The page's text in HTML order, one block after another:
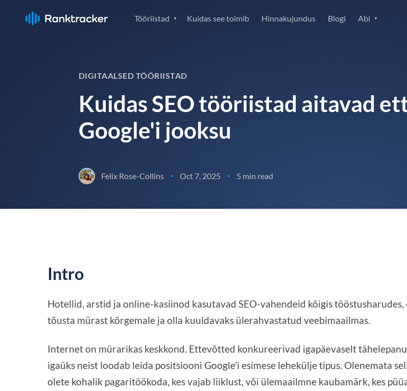
Tööriistad Kuidas see toimib Hinnakujundus Blogi Abi
DIGITAALSED TÖÖRIISTAD
Kuidas SEO tööriistad aitavad
Google'i jooksu
Felix Rose-Collins • Oct 7, 2025 • 5 min read
Intro
Hotellid, arstid ja online-kasiinod kasutavad SEO-vahendeid kõigis tööstusharudes,
tõusta mürast kõrgemale ja olla kuuldavaks ülerahvastatud veebimaailmas.
Internet on mürarikas keskkond. Ettevõtted konkureerivad igapäevaselt
igaüks neist loodab leida positsiooni Google'i esimese lehekülje tipus. Olenemata
olete kohalik pagaritöökoda, kes vajab liiklust, või ülemaailmne kaubamärk, kes